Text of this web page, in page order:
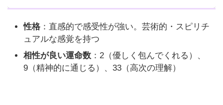
性格 ：直感的で感受性が強い。芸術的・スピリチ
ュアルな感覚を持つ
相性が良い運命数 ：2（優しく包んでくれる）、
9（精神的に通じる）、33（高次の理解）